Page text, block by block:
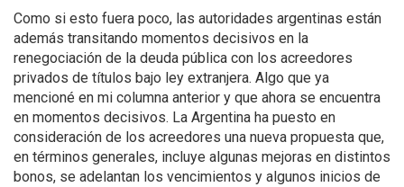
Como si esto fuera poco, las autoridades argentinas están
además transitando momentos decisivos en la
renegociación de la deuda pública con los acreedores
privados de títulos bajo ley extranjera. Algo que ya
mencioné en mi columna anterior y que ahora se encuentra
en momentos decisivos. La Argentina ha puesto en
consideración de los acreedores una nueva propuesta que,
en términos generales, incluye algunas mejoras en distintos
bonos, se adelantan los vencimientos y algunos inicios de